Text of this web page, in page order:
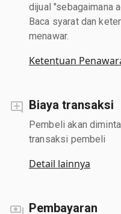
dijual "sebagaimana
Baca syarat dan
menawar.
Ketentuan
Biaya transaksi
Pembeli akan
transaksi pembeli
Detail lainnya
Pembayaran